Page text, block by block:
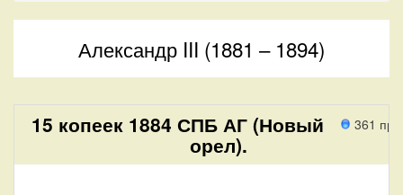
Александр III (1881 – 1894)
361
15 копеек 1884 СПБ АГ (Новый
орел).